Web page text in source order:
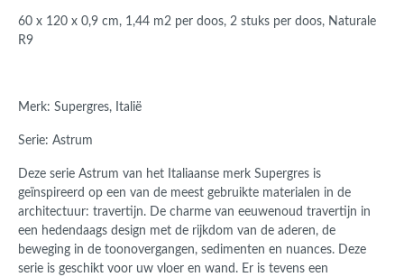
60 x 120 x 0,9 cm, 1,44 m2 per doos, 2 stuks per doos, Naturale
R9
Merk: Supergres, Italië
Serie: Astrum
Deze serie Astrum van het Italiaanse merk Supergres is
geïnspireerd op een van de meest gebruikte materialen in de
architectuur: travertijn. De charme van eeuwenoud travertijn in
een hedendaags design met de rijkdom van de aderen, de
beweging in de toonovergangen, sedimenten en nuances. Deze
serie is geschikt voor uw vloer en wand. Er is tevens een